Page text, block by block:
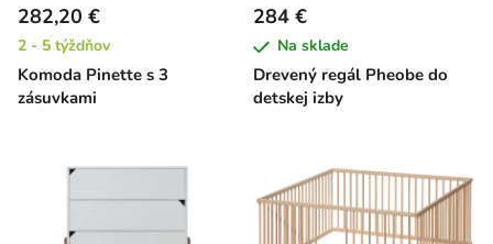
Komoda Pinette s 3
zásuvkami
282,20 €
2 - 5 týždňov
Drevený regál Pheobe do
detskej izby
284 €
Na sklade